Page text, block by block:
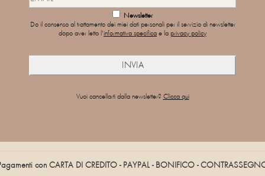
Newsletter
Do il consenso al trattamento dei miei dati personali per il servizio di newsletter
dopo aver letto l'informativa specifica e la privacy policy
Vuoi cancellarti dalla newsletter? Clicca qui
con CARTA DI CREDITO - PAYPAL - BONIFICO -